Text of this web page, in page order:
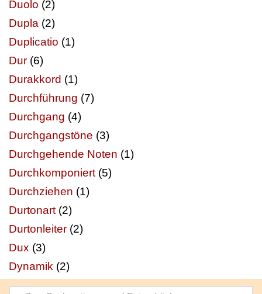
Duolo (2)
Dupla (2)
Duplicatio (1)
Dur (6)
Durakkord (1)
Durchführung (7)
Durchgang (4)
Durchgangstöne (3)
Durchgehende Noten (1)
Durchkomponiert (5)
Durchziehen (1)
Durtonart (2)
Durtonleiter (2)
Dux (3)
Dynamik (2)